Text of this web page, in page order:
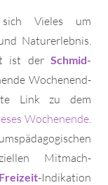
Vieles um
Naturerlebnis.
ist der Schmid-
Wochenend-
Link zu dem
Wochenende
Mitmach-
Freizeit-Indikation